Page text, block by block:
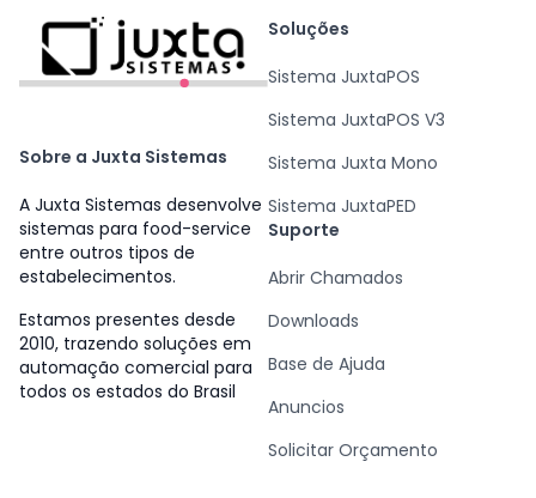
Sobre a Juxta Sistemas
A Juxta Sistemas desenvolve
sistemas para food-service
entre outros tipos de
estabelecimentos.
Estamos presentes desde
2010, trazendo soluções em
automação comercial para
todos os estados do Brasil
Soluções
Sistema JuxtaPOS
Sistema JuxtaPOS V3
Sistema Juxta Mono
Sistema JuxtaPED
Suporte
Abrir Chamados
Downloads
Base de Ajuda
Anuncios
Solicitar Orçamento